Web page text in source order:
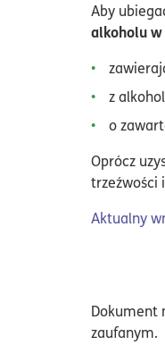
Aby
alkoholu
z
o
Oprócz
trzeźwości
Aktualny
Dokument
zaufanym.